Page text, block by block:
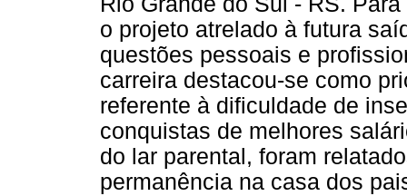
o projeto atrelado à futura
questões pessoais e
carreira destacou-se como
referente à dificuldade de
conquistas de melhores
do lar parental, foram
permanência na casa dos